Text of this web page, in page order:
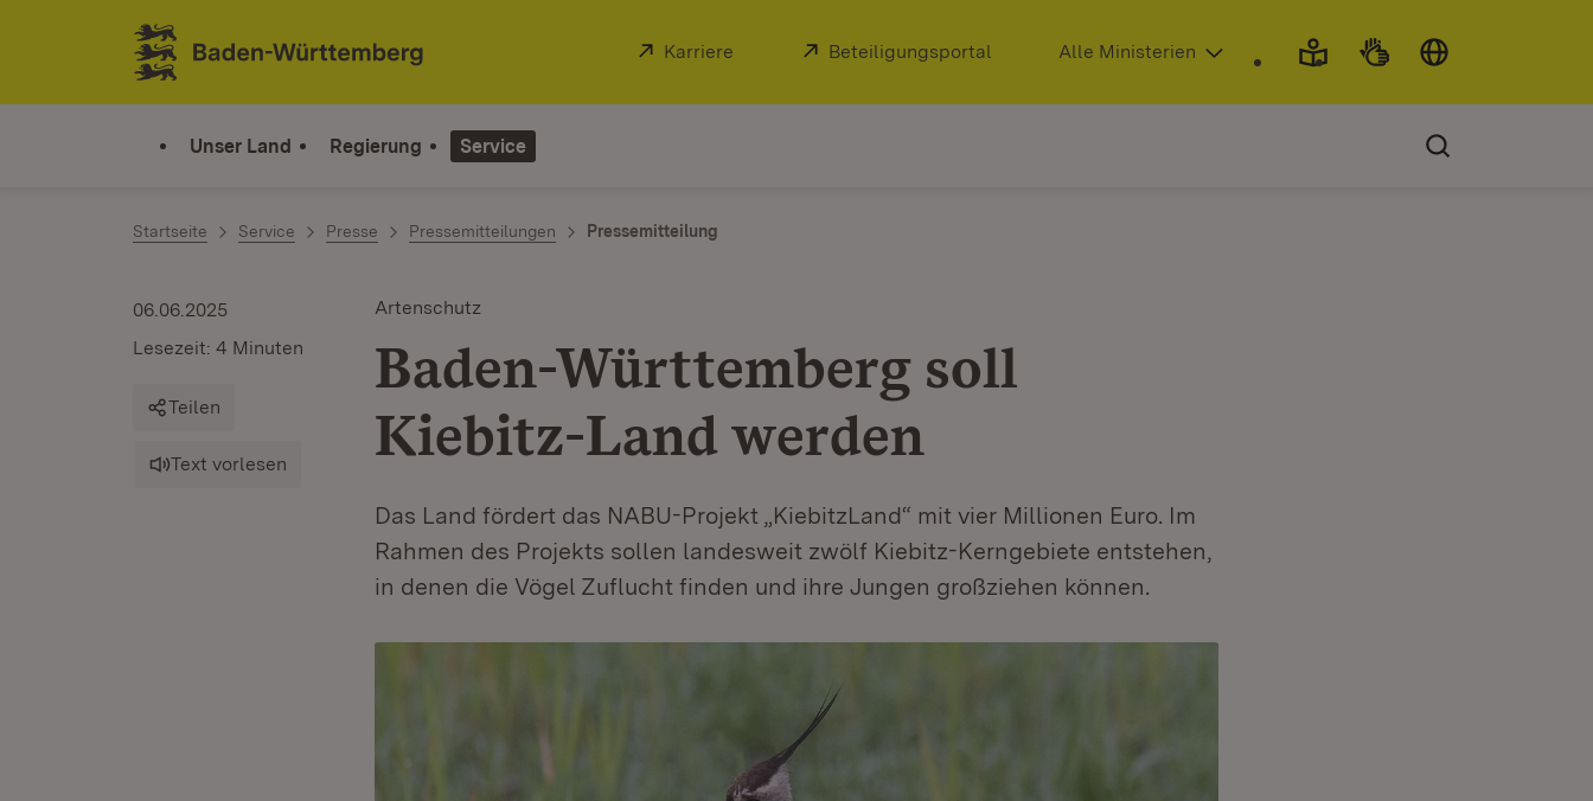
Zum Inhalt springen
Link zur Startseite
Extern:
Karriere (Öffnet in neuem Fenster)
Extern:
Beteiligungsportal (Öffnet in neuem Fenster)
Alle Ministerien
Unser Land Regierung Service
Startseite Service Presse Pressemitteilungen Pressemitteilung
Artenschutz
Baden-Württemberg soll
Kiebitz-Land werden
Das Land fördert das NABU-Projekt „KiebitzLand“ mit vier Millionen Euro. Im
Rahmen des Projekts sollen landesweit zwölf Kiebitz-Kerngebiete entstehen,
in denen die Vögel Zuflucht finden und ihre Jungen großziehen können.
06.06.2025
Lesezeit: 4 Minuten
Teilen
Text vorlesen